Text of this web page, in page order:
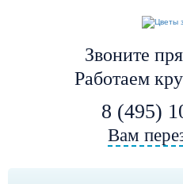
Звоните
Работаем
8 (495)
Вам